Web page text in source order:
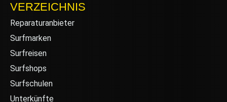
VERZEICHNIS
Reparaturanbieter
Surfmarken
Surfreisen
Surfshops
Surfschulen
Unterkünfte